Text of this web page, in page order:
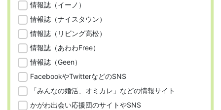
情報誌（イーノ）
情報誌（ナイスタウン）
情報誌（リビング高松）
情報誌（あわわFree）
情報誌（Geen）
FacebookやTwitterなどのSNS
「みんなの婚活、オミカレ」などの情報サイト
かがわ出会い応援団のサイトやSNS